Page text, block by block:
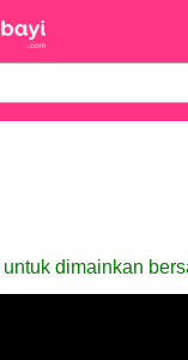
dimainkan